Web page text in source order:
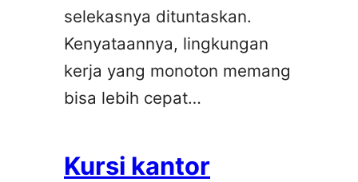
selekasnya dituntaskan.
Kenyataannya, lingkungan
kerja yang monoton memang
bisa lebih cepat…
Kursi kantor